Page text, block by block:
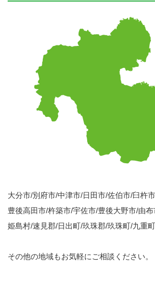
大分市/別府市/中津市/日田市/佐伯市/臼杵
豊後高田市/杵築市/宇佐市/豊後大野市/由
姫島村/速見郡/日出町/玖珠郡/玖珠町/九重町
その他の地域もお気軽にご相談ください。